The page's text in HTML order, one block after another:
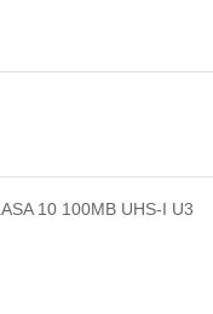
10 100MB UHS-I U3